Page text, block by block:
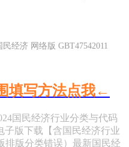
经济 网络版 GBT47542011
填写方法点我←
国民经济行业分类与代码
子版下载【含国民经济行业
排版分类错误）最新国民经